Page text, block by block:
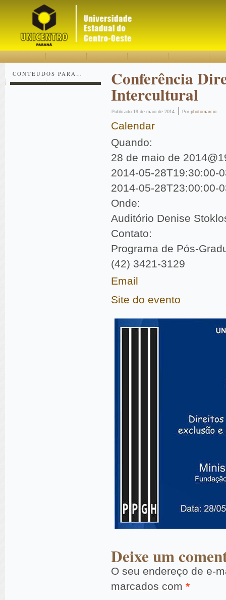
CONTEÚDOS PARA… Conferência
Intercultural
Publicado 19 de maio de 2014 | Por photomarcio
Calendar
Quando:
28 de maio de
2014-05-28T19:30:00-
2014-05-28T23:00:00-
Onde:
Auditório Denise
Contato:
Programa de Pós-
(42) 3421-3129
Email
Site do evento
Deixe um
O seu endereço de e-
marcados com *